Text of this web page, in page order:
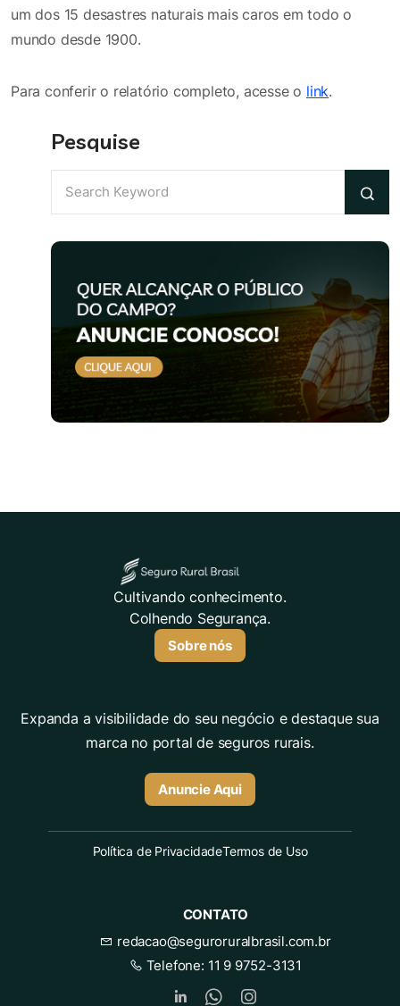
um dos 15 desastres naturais mais caros em todo o
mundo desde 1900.
Para conferir o relatório completo, acesse o link.
Pesquise
Cultivando conhecimento.
Colhendo Segurança.
Sobre nós
Expanda a visibilidade do seu negócio e destaque sua
marca no portal de seguros rurais.
Anuncie Aqui
Política de PrivacidadeTermos de Uso
CONTATO
redacao@seguroruralbrasil.com.br
Telefone: 11 9 9752-3131